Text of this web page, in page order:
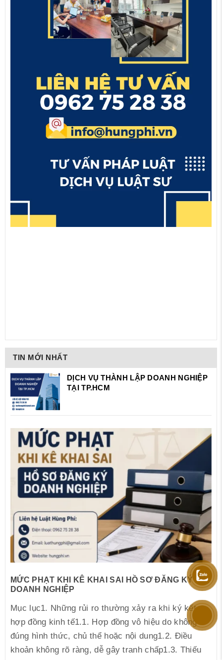
TIN MỚI NHẤT
DỊCH VỤ THÀNH LẬP DOANH NGHIỆP
TẠI TP.HCM
MỨC PHẠT KHI KÊ KHAI SAI HỒ SƠ ĐĂNG KÝ
DOANH NGHIỆP
Mục lục1. Những rủi ro thường xảy ra khi ký kết
hợp đồng kinh tế1.1. Hợp đồng vô hiệu do không
đúng hình thức, chủ thể hoặc nội dung1.2. Điều
khoản không rõ ràng, dễ gây tranh chấp1.3. Thiếu